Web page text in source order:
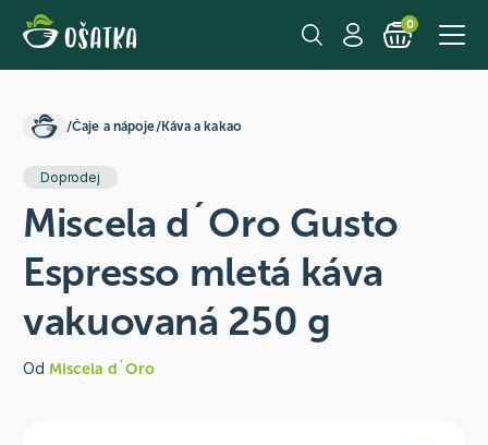
0
/Čaje a nápoje/Káva a kakao
Doprodej
Miscela d´Oro Gusto
Espresso mletá káva
vakuovaná 250 g
Od Miscela d´Oro